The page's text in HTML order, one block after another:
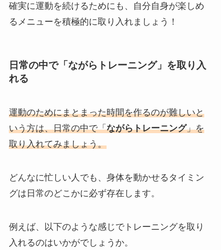
確実に運動を続けるためにも、自分自身が楽しめ
るメニューを積極的に取り入れましょう！
日常の中で「ながらトレーニング」を取り入
れる
運動のためにまとまった時間を作るのが難しいと
いう方は、日常の中で「ながらトレーニング」を
取り入れてみましょう。
どんなに忙しい人でも、身体を動かせるタイミン
グは日常のどこかに必ず存在します。
例えば、以下のような感じでトレーニングを取り
入れるのはいかがでしょうか。